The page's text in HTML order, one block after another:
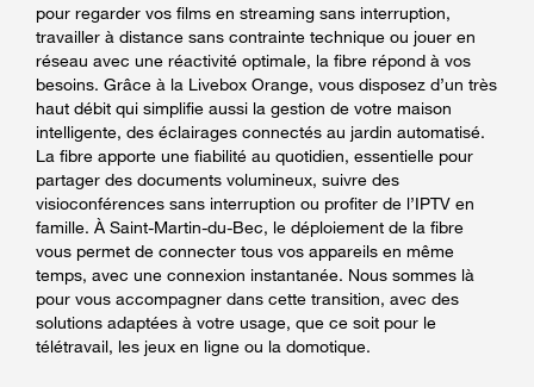
pour regarder vos films en streaming sans interruption,
travailler à distance sans contrainte technique ou jouer en
réseau avec une réactivité optimale, la fibre répond à vos
besoins. Grâce à la Livebox Orange, vous disposez d’un très
haut débit qui simplifie aussi la gestion de votre maison
intelligente, des éclairages connectés au jardin automatisé.
La fibre apporte une fiabilité au quotidien, essentielle pour
partager des documents volumineux, suivre des
visioconférences sans interruption ou profiter de l’IPTV en
famille. À Saint-Martin-du-Bec, le déploiement de la fibre
vous permet de connecter tous vos appareils en même
temps, avec une connexion instantanée. Nous sommes là
pour vous accompagner dans cette transition, avec des
solutions adaptées à votre usage, que ce soit pour le
télétravail, les jeux en ligne ou la domotique.